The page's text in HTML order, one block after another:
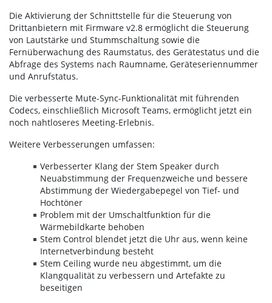
Die Aktivierung der Schnittstelle für die Steuerung von
Drittanbietern mit Firmware v2.8 ermöglicht die Steuerung
von Lautstärke und Stummschaltung sowie die
Fernüberwachung des Raumstatus, des Gerätestatus und die
Abfrage des Systems nach Raumname, Geräteseriennummer
und Anrufstatus.
Die verbesserte Mute-Sync-Funktionalität mit führenden
Codecs, einschließlich Microsoft Teams, ermöglicht jetzt ein
noch nahtloseres Meeting-Erlebnis.
Weitere Verbesserungen umfassen:
Verbesserter Klang der Stem Speaker durch
Neuabstimmung der Frequenzweiche und bessere
Abstimmung der Wiedergabepegel von Tief- und
Hochtöner
Problem mit der Umschaltfunktion für die
Wärmebildkarte behoben
Stem Control blendet jetzt die Uhr aus, wenn keine
Internetverbindung besteht
Stem Ceiling wurde neu abgestimmt, um die
Klangqualität zu verbessern und Artefakte zu
beseitigen